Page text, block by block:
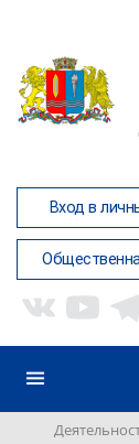
Вход в